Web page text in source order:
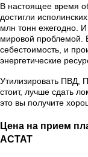
В настоящее время
достигли
млн тонн ежегодно. И
мировой проблемой.
себестоимость, и
энергетические
Утилизировать ПВД,
стоит, лучше сдать
это вы получите
Цена на прием
АСТАТ